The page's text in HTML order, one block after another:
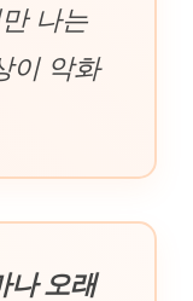
나는
이 악화
나 오래